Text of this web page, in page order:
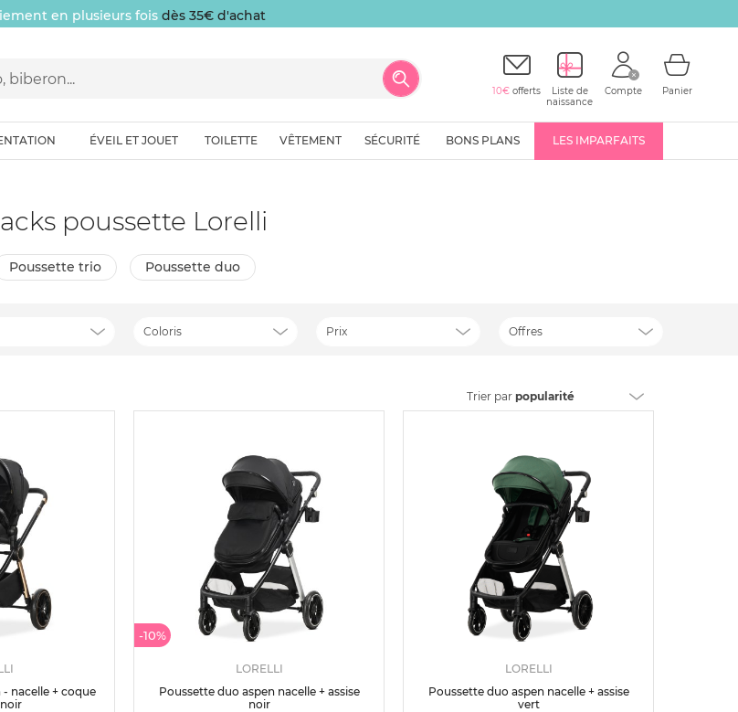
€ offertssur votre première commande
10€ offerts
Liste de
naissance
Compte Panier
ÉVEIL ET JOUET TOILETTE VÊTEMENT SÉCURITÉ BONS PLANS LES IMPARFAITS
Packs poussette Lorelli
poussette trio poussette duo
Coloris Prix Offres
Trier par popularité
nacelle + coque
-10%
LORELLI
Poussette duo aspen nacelle + assise
noir
LORELLI
Poussette duo aspen nacelle + assise
vert